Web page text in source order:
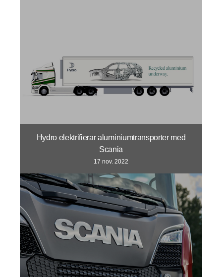
Hydro elektrifierar aluminiumtransporter med
Scania
17 nov. 2022